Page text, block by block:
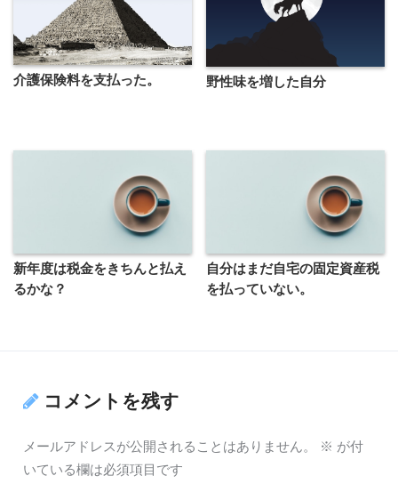
介護保険料を支払った。 野性味を増した自分
新年度は税金をきちんと払え
るかな？
自分はまだ自宅の固定資産税
を払っていない。
コメントを残す
メールアドレスが公開されることはありません。 ※ が付
いている欄は必須項目です